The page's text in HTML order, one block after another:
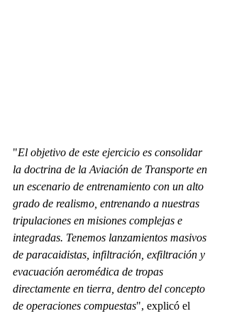
"El objetivo de este ejercicio es consolidar
la doctrina de la Aviación de Transporte en
un escenario de entrenamiento con un alto
grado de realismo, entrenando a nuestras
tripulaciones en misiones complejas e
integradas. Tenemos lanzamientos masivos
de paracaidistas, infiltración, exfiltración y
evacuación aeromédica de tropas
directamente en tierra, dentro del concepto
de operaciones compuestas", explicó el